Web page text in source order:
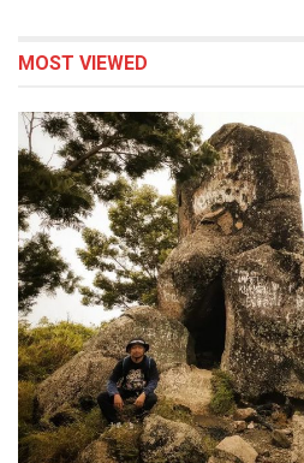
MOST VIEWED